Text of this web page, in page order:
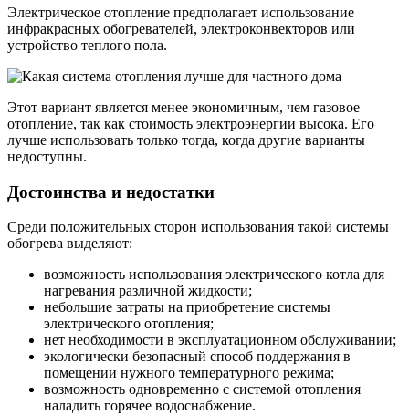
Электрическое отопление предполагает использование
инфракрасных обогревателей, электроконвекторов или
устройство теплого пола.
Этот вариант является менее экономичным, чем газовое
отопление, так как стоимость электроэнергии высока. Его
лучше использовать только тогда, когда другие варианты
недоступны.
Достоинства и недостатки
Среди положительных сторон использования такой системы
обогрева выделяют:
возможность использования электрического котла для
нагревания различной жидкости;
небольшие затраты на приобретение системы
электрического отопления;
нет необходимости в эксплуатационном обслуживании;
экологически безопасный способ поддержания в
помещении нужного температурного режима;
возможность одновременно с системой отопления
наладить горячее водоснабжение.